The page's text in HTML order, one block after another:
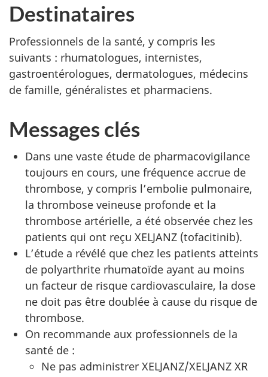
Destinataires
Professionnels de la santé, y compris les
suivants : rhumatologues, internistes,
gastroentérologues, dermatologues, médecins
de famille, généralistes et pharmaciens.
Messages clés
Dans une vaste étude de pharmacovigilance
toujours en cours, une fréquence accrue de
thrombose, y compris l’embolie pulmonaire,
la thrombose veineuse profonde et la
thrombose artérielle, a été observée chez les
patients qui ont reçu XELJANZ (tofacitinib).
L’étude a révélé que chez les patients atteints
de polyarthrite rhumatoïde ayant au moins
un facteur de risque cardiovasculaire, la dose
ne doit pas être doublée à cause du risque de
thrombose.
On recommande aux professionnels de la
santé de :
Ne pas administrer XELJANZ/XELJANZ XR